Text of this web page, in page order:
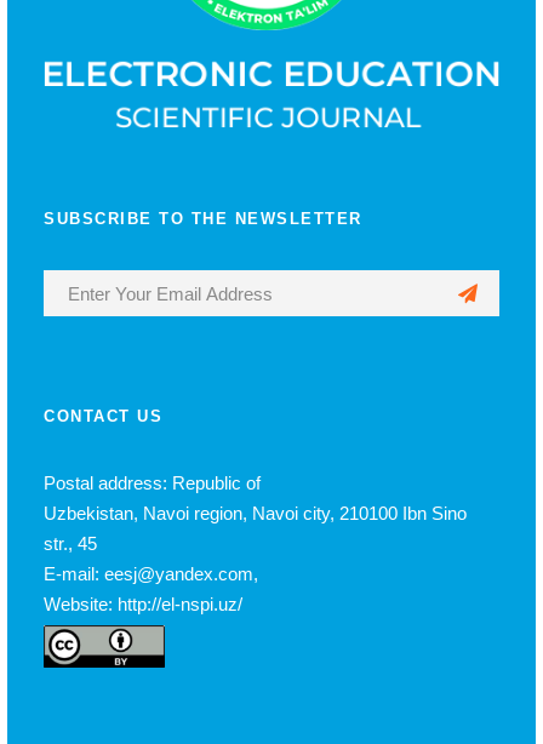
SUBSCRIBE TO THE NEWSLETTER
CONTACT US
Postal address: Republic of
Uzbekistan, Navoi region, Navoi city, 210100 Ibn Sino
str., 45
E-mail: eesj@yandex.com,
Website: http://el-nspi.uz/